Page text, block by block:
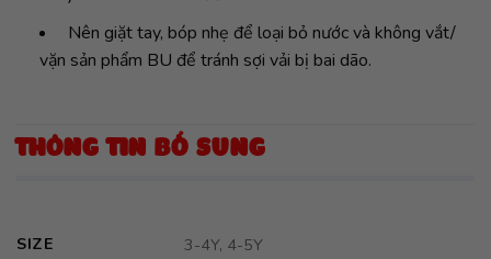
Nên giặt tay, bóp nhẹ để loại bỏ nước và không vắt/
vặn sản phẩm BU để tránh sợi vải bị bai dão.
THÔNG TIN BỔ SUNG
SIZE 3-4Y, 4-5Y